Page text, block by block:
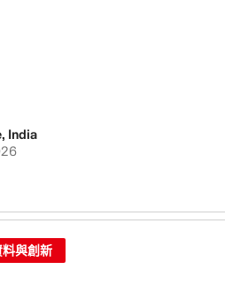
與產品開發
, India
與創新